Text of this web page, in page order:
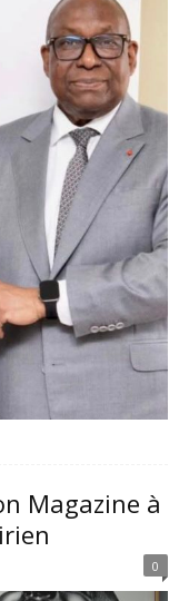
Magazine à
0